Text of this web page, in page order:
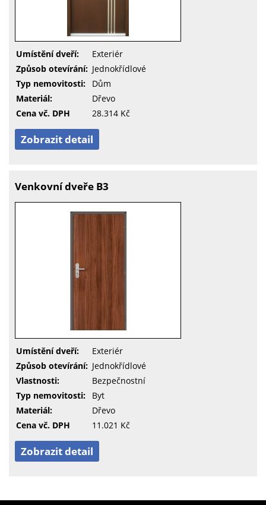
Umístění dveří:
Exteriér
Způsob otevírání: Jednokřídlové
Typ nemovitosti:
Dům
Materiál:
Dřevo
Cena vč. DPH
28.314 Kč
Zobrazit detail
Venkovní dveře B3
Umístění dveří:
Exteriér
Způsob otevírání: Jednokřídlové
Vlastnosti:
Bezpečnostní
Typ nemovitosti:
Byt
Materiál:
Dřevo
Cena vč. DPH
11.021 Kč
Zobrazit detail